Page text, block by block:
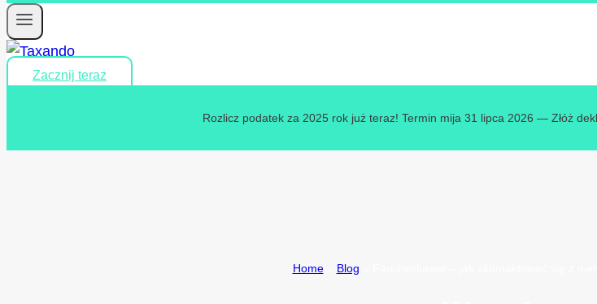
Zacznij teraz
Rozlicz podatek za 2025 rok już teraz! Termin mija 31 lipca 2026 — Złóż
Home» Blog